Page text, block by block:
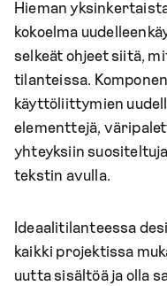
Hieman
kokoelma
selkeät ohjeet siitä,
tilanteissa.
käyttöliittymien
elementtejä,
yhteyksiin
tekstin avulla.
Ideaalitilanteessa
kaikki projektissa
uutta sisältöä ja olla